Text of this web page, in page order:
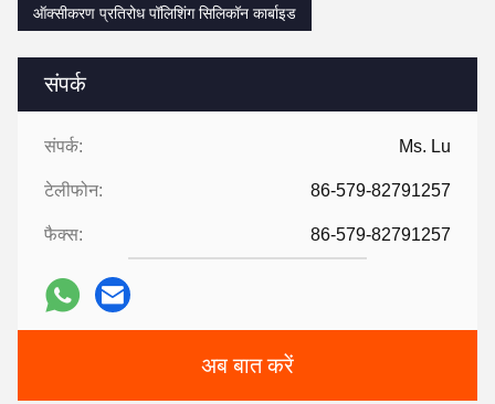
संपर्क
संपर्क: Ms. Lu
टेलीफोन: 86-579-82791257
फैक्स: 86-579-82791257
अब बात करें
ऑक्सीकरण प्रतिरोध पॉलिशिंग सिलिकॉन कार्बाइड